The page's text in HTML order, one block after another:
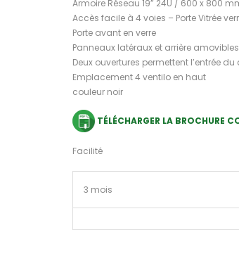
Armoire Réseau 19” 24U / 600 x 800
Accès facile à 4 voies – Porte Vitrée
Porte avant en verre
Panneaux latéraux et arrière amovibles
Deux ouvertures permettent l’entrée
Emplacement 4 ventilo en haut
couleur noir
TÉLÉCHARGER LA BROCHURE
Facilité
3 mois